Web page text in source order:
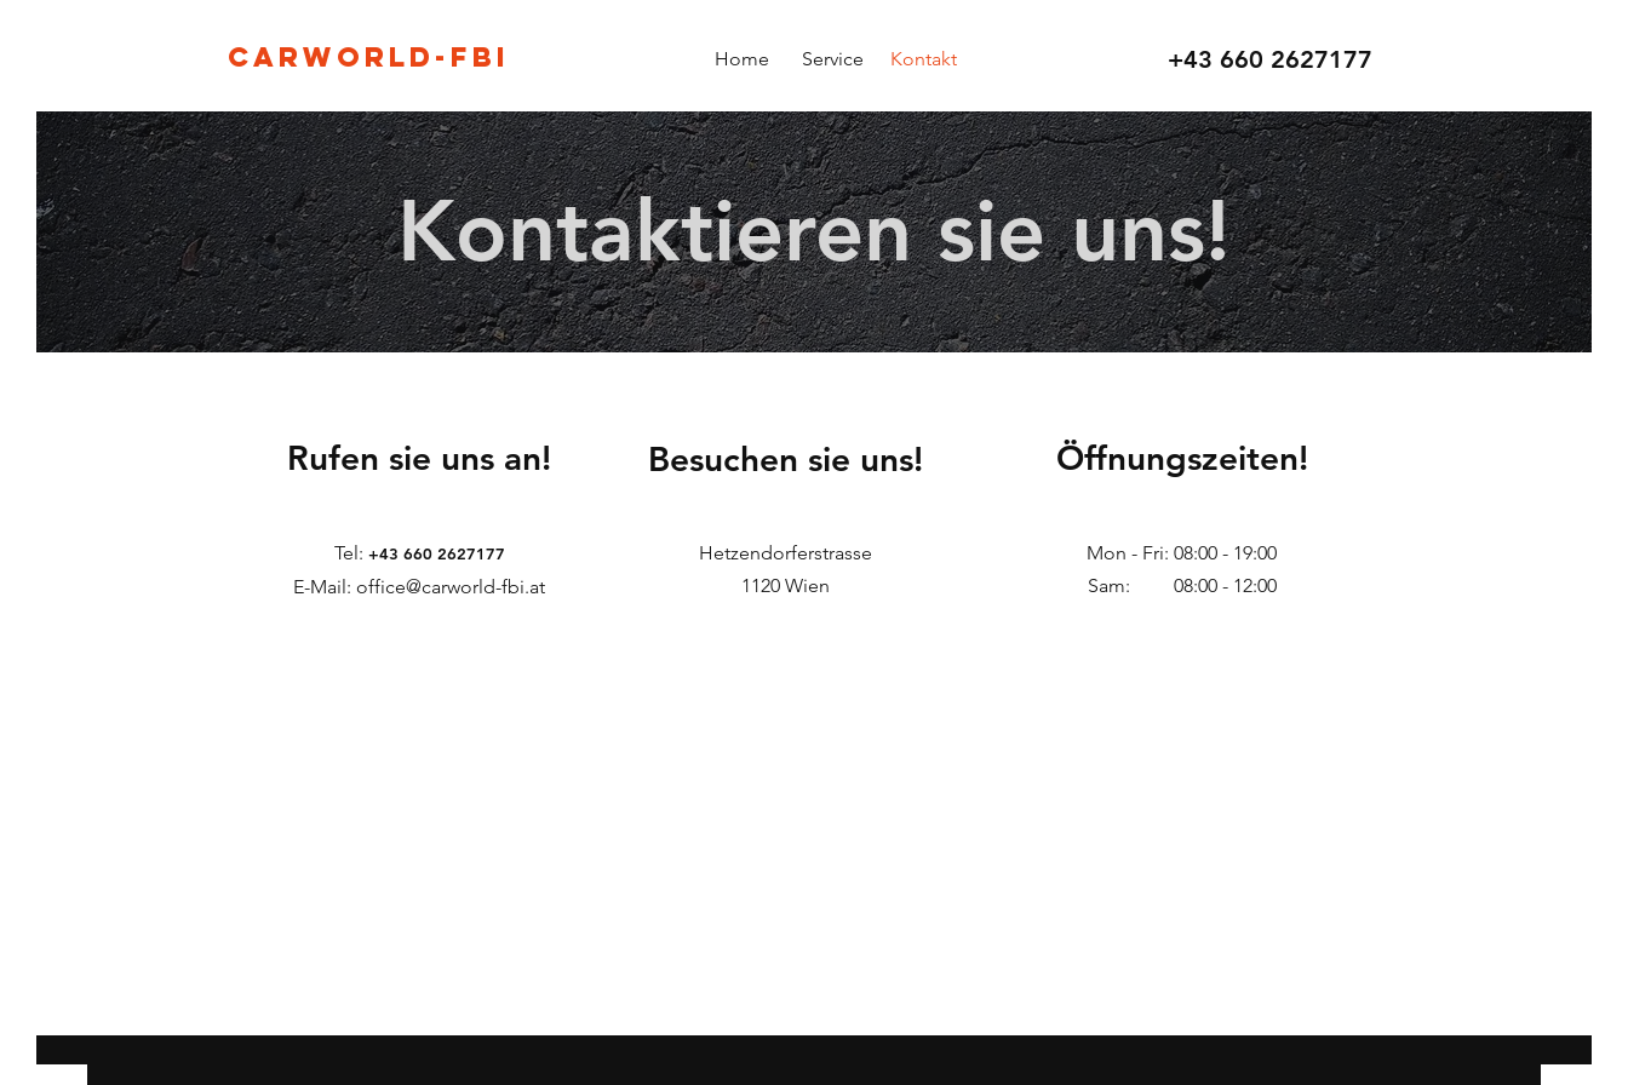
Carworld-fbi Home Service Kontakt +43 660 2627177
Kontaktieren sie uns!
Rufen sie uns an!
Tel: +43 660 2627177
E-Mail: office@carworld-fbi.at
Besuchen sie uns!
Hetzendorferstrasse
1120 Wien
Öffnungszeiten!
Mon - Fri: 08:00 - 19:00
Sam: 08:00 - 12:00